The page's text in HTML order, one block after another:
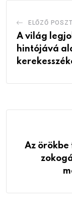
ELŐZŐ POSZT
A világ
hintójává
Az